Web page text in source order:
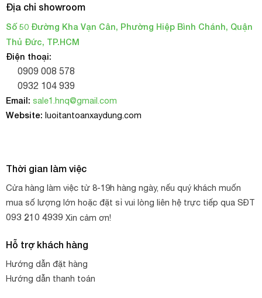
Độ bền tự nhiên: 2-3 năm
Địa chỉ showroom
Số 50 Đường Kha Vạn Cân, Phường Hiệp Bình Chánh, Quận
Thủ Đức, TP.HCM
Điện thoại:
0909 008 578
0932 104 939
Email: sale1.hnq@gmail.com
Website: luoitantoanxaydung.com
Thời gian làm việc
Cửa hàng làm việc từ 8-19h hàng ngày, nếu quý khách muốn
mua số lượng lớn hoặc đặt sỉ vui lòng liên hệ trực tiếp qua SĐT
093 210 4939 Xin cảm ơn!
Hỗ trợ khách hàng
Hướng dẫn đặt hàng
Hướng dẫn thanh toán